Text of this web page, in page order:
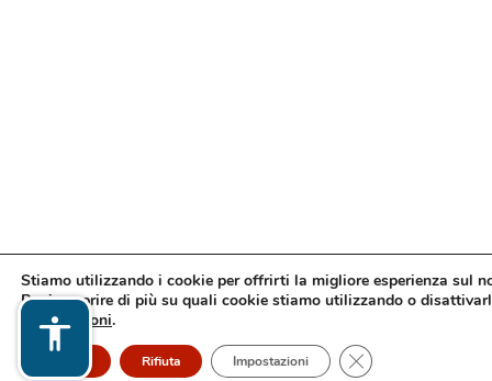
Stiamo utilizzando i cookie per offrirti la migliore esperienza sul
Puoi scoprire di più su quali cookie stiamo utilizzando o
impostazioni.
Accetto Rifiuta Impostazioni Close GDPR